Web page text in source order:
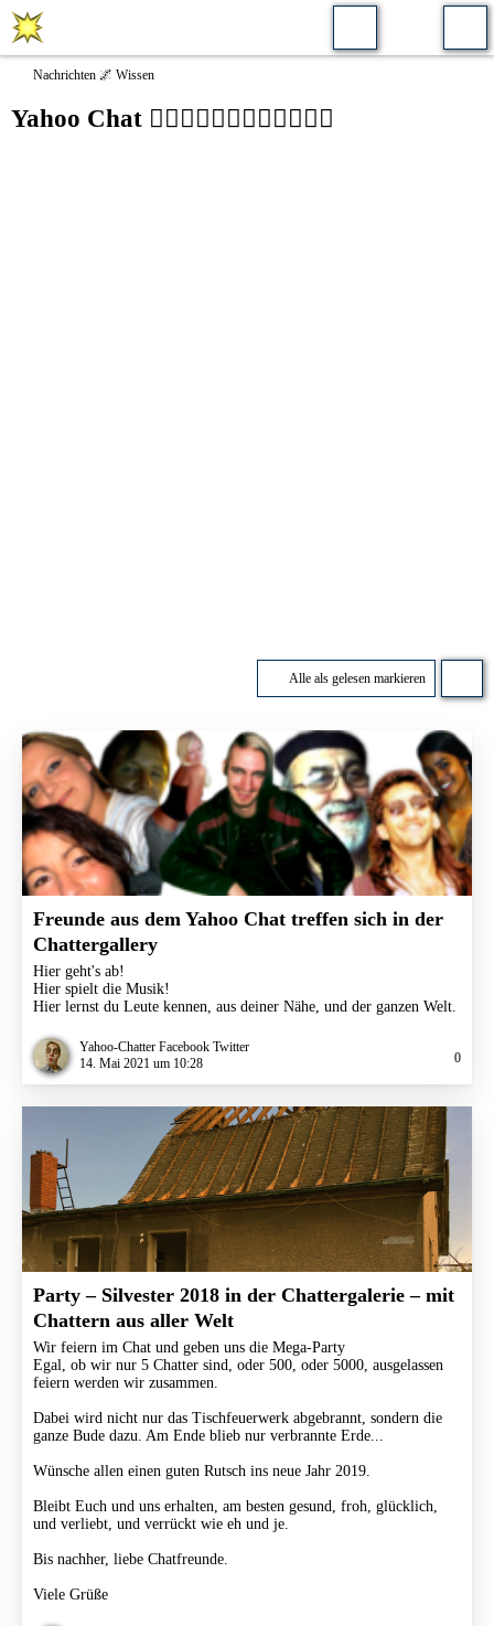
Nachrichten 🌌 Wissen
Yahoo Chat 🧝‍♂️🧝‍♀️🧙‍♂️🧚‍♀️🧟‍♂️🧟‍♀️
Alle als gelesen markieren
Freunde aus dem Yahoo Chat treffen sich in der
Chattergallery
Hier geht's ab!
Hier spielt die Musik!
Hier lernst du Leute kennen, aus deiner Nähe, und der ganzen Welt.
Yahoo-Chatter Facebook Twitter
14. Mai 2021 um 10:28
0
Party – Silvester 2018 in der Chattergalerie – mit
Chattern aus aller Welt
Wir feiern im Chat und geben uns die Mega-Party
Egal, ob wir nur 5 Chatter sind, oder 500, oder 5000, ausgelassen
feiern werden wir zusammen.
Dabei wird nicht nur das Tischfeuerwerk abgebrannt, sondern die
ganze Bude dazu. Am Ende blieb nur verbrannte Erde...
Wünsche allen einen guten Rutsch ins neue Jahr 2019.
Bleibt Euch und uns erhalten, am besten gesund, froh, glücklich,
und verliebt, und verrückt wie eh und je.
Bis nachher, liebe Chatfreunde.
Viele Grüße